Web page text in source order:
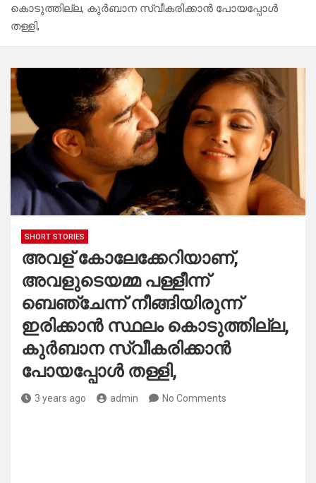
കൊടുത്തില്ല, കുർബാന സ്വീകരിക്കാൻ പോയപ്പോൾ
തള്ളി,
SHORT STORIES
അവള് കോലേക്കേറിയാണ്,
അവളുടെയമ്മ പള്ളീന്ന്
ബെഞ്ചേന്ന് നീങ്ങിയിരുന്ന്
ഇരിക്കാൻ സ്ഥലം കൊടുത്തില്ല,
കുർബാന സ്വീകരിക്കാൻ
പോയപ്പോൾ തള്ളി,
3 years ago admin No Comments